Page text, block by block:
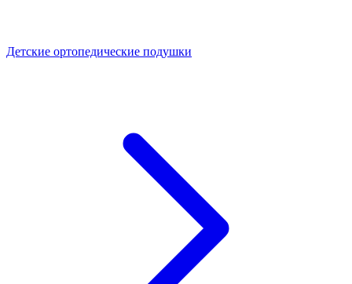
Детские ортопедические подушки